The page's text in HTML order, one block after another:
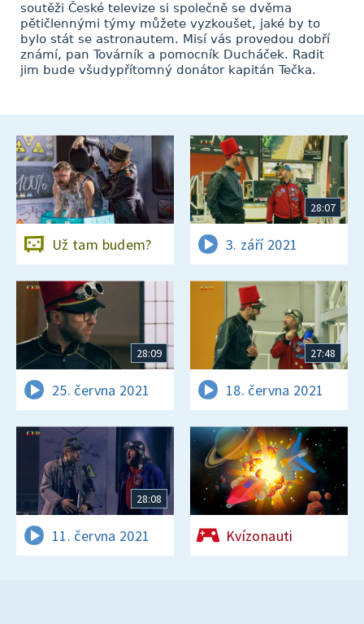
soutěži České televize si společně se dvěma
pětičlennými týmy můžete vyzkoušet, jaké by to
bylo stát se astronautem. Misí vás provedou dobří
známí, pan Továrník a pomocník Ducháček. Radit
jim bude všudypřítomný donátor kapitán Tečka.
Už tam budem?
28:07
3. září 2021
28:09
25. června 2021
27:48
18. června 2021
28:08
11. června 2021 Kvízonauti